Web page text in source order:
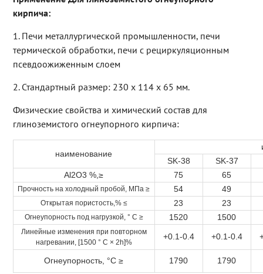
кирпича:
1. Печи металлургической промышленности, печи
термической обработки, печи с рециркуляционным
псевдоожиженным слоем
2. Стандартный размер: 230 x 114 x 65 мм.
Физические свойства и химический состав для
глиноземистого огнеупорного кирпича:
наименование
SK-38
SK-37
Al2O3 %,≥
75 65
Прочность на холодный пробой, МПа ≥ 54 49
Открытая пористость,% ≤ 23 23
Огнеупорность под нагрузкой, ° C ≥ 1520 1500
Линейные изменения при повторном
нагревании, [1500 ° C × 2h]%
+0.1-0.4 +0.1-0.4
Огнеупорность, °C ≥ 1790 1790